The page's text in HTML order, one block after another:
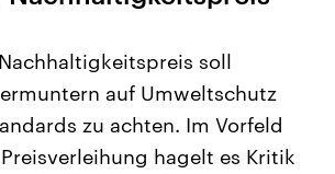
Anhalt
USA
soll
auf Umweltschutz
zu achten. Im Vorfeld
hagelt es Kritik